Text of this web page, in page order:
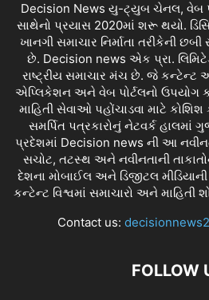
Decision News યુ-ટ્યુબ ચેનલ, વેબ
સાથેનો પ્રયાસ 2020માં શરૂ થયો.
ખાનગી સમાચાર નિર્માતા તરીકેની
છે. Decision news એક પ્રા.
રાષ્ટ્રીય સમાચાર મંચ છે. જે કન્ટેન્ટ
એપ્લિકેશન અને વેબ પોર્ટલનો ઉપયોગ
માહિતી સેવાઓ પહોંચાડવા માટે
સમર્પિત પત્રકારોનું નેટવર્ક હાલમાં
પ્રદેશમાં Decision news ની આ
સચોટ, તટસ્થ અને નવીનતાની
દેશના મોબાઈલ અને ડિજીટલ
કન્ટેન્ટ વિશ્વમાં સમાચારો અને
Contact us:
FOLLOW